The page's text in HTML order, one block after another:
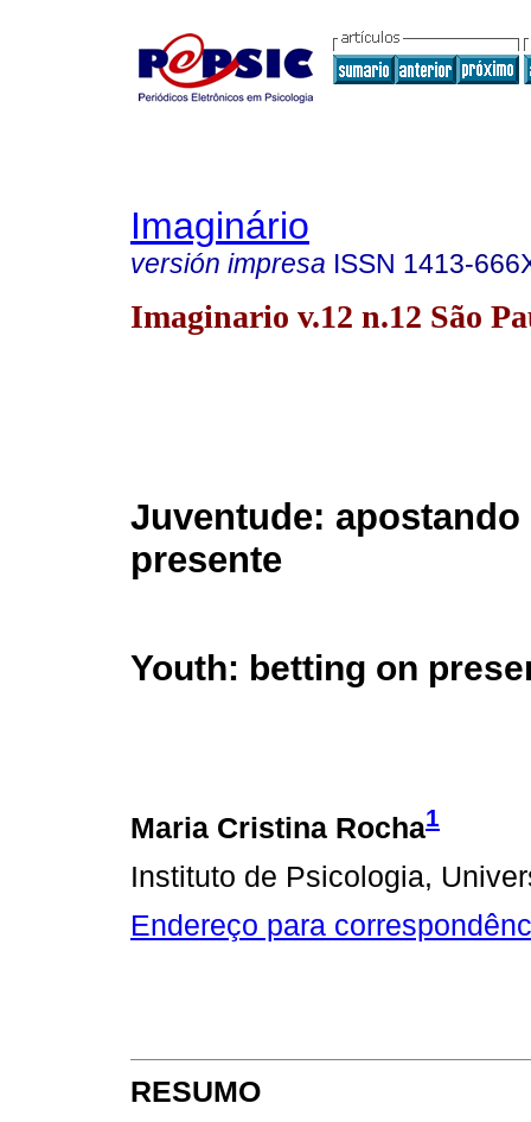
Imaginário
versión impresa ISSN 1413-
Imaginario v.12 n.12 São
Juventude: apostando
presente
Youth: betting on
Maria Cristina Rocha1
Instituto de Psicologia,
Endereço para
RESUMO